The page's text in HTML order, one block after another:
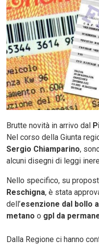
Brutte novità in arrivo dal
Nel corso della Giunta
Sergio Chiamparino,
alcuni disegni di leggi
Nello specifico, su
Reschigna, è stata
dell’esenzione dal bollo
metanoo gpl da
Dalla Regione ci hanno